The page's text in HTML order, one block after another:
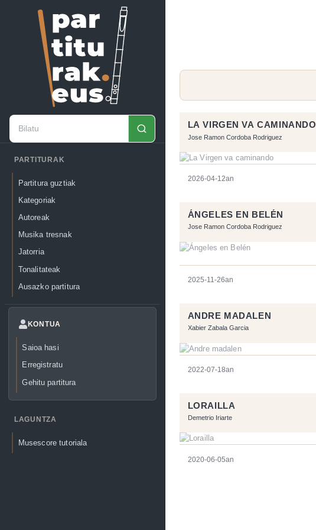
PARTITURAK
Partitura guztiak
Kategoriak
Autoreak
Musika tresnak
Jatorria
Tonalitateak
Ausazko partitura
KONTUA
Saioa hasi
Erregistratu
Gehitu partitura
LAGUNTZA
Musescore tutoriala
LA VIRGEN VA CAMINANDO
Jose Ramon Cordoba Rodriguez
2026-04-12an
ÁNGELES EN BELÉN
Jose Ramon Cordoba Rodriguez
2025-11-26an
ANDRE MADALEN
Xabier Zabala Garcia
2022-07-18an
LORAILLA
Demetrio Iriarte
2020-06-05an